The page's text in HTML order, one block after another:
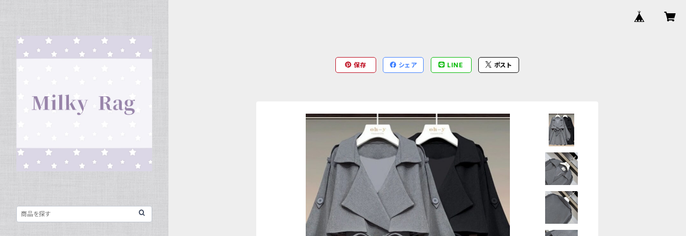
保存 シェア LINE ポスト